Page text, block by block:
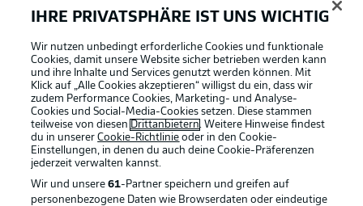
Torschüsse
0
auf das Tor
0
auf das Tor
16' Jaeckel stoppt den Konter
Braunschweig will nach einem Angriff der Gäste schnell
umschalten, doch Jaeckel stellt Marie im Mittelfeld und
unterbindet den Konter. Dafür sieht er die erste Karte
der Partie.
IHRE PRIVATSPHÄRE IST UNS WICHTIG
Wir nutzen unbedingt erforderliche Cookies und funktionale
Cookies, damit unsere Website sicher betrieben werden kann
und ihre Inhalte und Services genutzt werden können. Mit
Klick auf „Alle Cookies akzeptieren“ willigst du ein, dass wir
zudem Performance Cookies, Marketing- und Analyse-
Cookies und Social-Media-Cookies setzen. Diese stammen
teilweise von diesen Drittanbietern. Weitere Hinweise findest
du in unsererCookie-Richtlinie oder in den Cookie-
Einstellungen, in denen du auch deine Cookie-Präferenzen
jederzeit verwalten kannst.
Wir und unsere61-Partner speichern und greifen auf
personenbezogene Daten wie Browserdaten oder eindeutige